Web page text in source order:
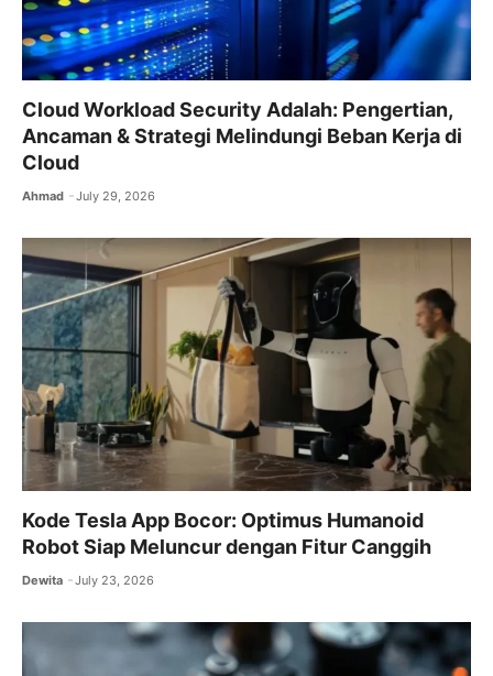
Cloud Workload Security Adalah: Pengertian,
Ancaman & Strategi Melindungi Beban Kerja di
Cloud
Ahmad July 29, 2026
Kode Tesla App Bocor: Optimus Humanoid
Robot Siap Meluncur dengan Fitur Canggih
Dewita July 23, 2026